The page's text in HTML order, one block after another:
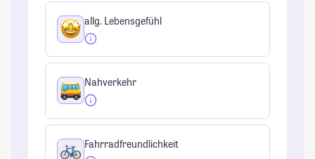
allg. Lebensgefühl
Nahverkehr
Fahrradfreundlichkeit